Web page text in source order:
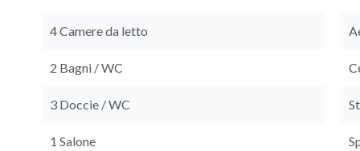
4 Camere da letto
2 Bagni / WC
3 Doccie / WC
1 Salone